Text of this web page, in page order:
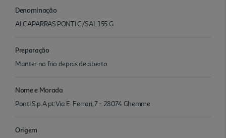
Denominação
ALCAPARRAS PONTI C/SAL 155 G
Preparação
Manter no frio depois de aberto
Nome e Morada
Ponti S.p.A pt:Via E. Ferrari, 7 - 28074 Ghemme
Origem